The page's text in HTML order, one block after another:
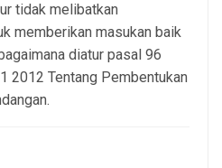
tidak melibatkan
memberikan masukan baik
diatur pasal 96
2012 Tentang Pembentukan